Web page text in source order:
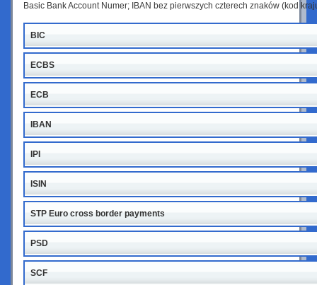
Basic Bank Account Numer; IBAN bez pierwszych czterech znaków (kod
BIC
ECBS
ECB
IBAN
IPI
ISIN
STP Euro cross border payments
PSD
SCF